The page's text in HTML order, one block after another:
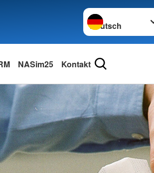
Sprache wechseln zu
NASim25 Kontakt